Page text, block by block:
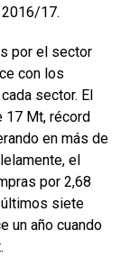
2016/17.
por el sector
con los
sector. El
17 Mt, récord
en más de
el
por 2,68
siete
un año cuando